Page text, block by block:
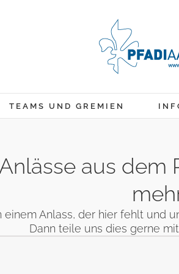
TEAMS UND GREMIEN
aus
einem Anlass, der hier fehlt und
Dann teile uns dies gerne